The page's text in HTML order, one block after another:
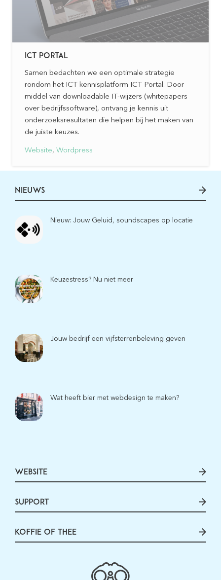
ICT PORTAL
Samen bedachten we een optimale strategie
rondom het ICT kennisplatform ICT Portal. Door
middel van downloadable IT-wijzers (whitepapers
over bedrijfssoftware), ontvang je kennis uit
onderzoeksresultaten die helpen bij het maken van
de juiste keuzes.
Website, Wordpress
NIEUWS
Nieuw: Jouw Geluid, soundscapes op locatie
Keuzestress? Nu niet meer
Jouw bedrijf een vijfsterrenbeleving geven
Wat heeft bier met webdesign te maken?
WEBSITE
SUPPORT
KOFFIE OF THEE